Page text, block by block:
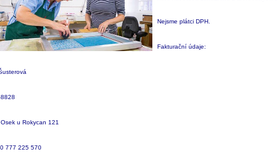
Nejsme plátci DPH.
Fakturační údaje:
u Rokycan 121
777 225 570